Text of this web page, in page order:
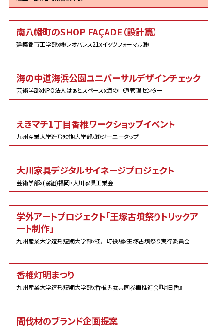
南八幡町のSHOP FAÇADE（設計篇）
建築都市工学部x㈱レオパレス21xイッツフォーマル㈱
海の中道海浜公園ユニバーサルデザインチェック
芸術学部xNPO法人はぁとスペースx海の中道管理センター
えきマチ1丁目香椎ワークショップイベント
九州産業大学造形短期大学部x㈱ジーエータップ
大川家具デジタルサイネージプロジェクト
芸術学部x(協組)福岡・大川家具工業会
学外アートプロジェクト「王塚古墳祭りトリックア
ート制作」
九州産業大学造形短期大学部x桂川町役場x王塚古墳祭り実行委員会
香椎灯明まつり
九州産業大学造形短期大学部x香椎男女共同参画推進会『明日香』
間伐材のブランド企画提案